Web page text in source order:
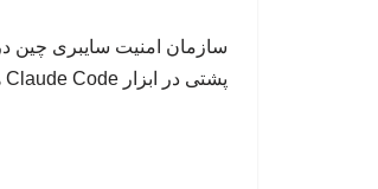
سازمان امنیت سایبری چین
پشتی در ابزار Claude Code هشدار داد.